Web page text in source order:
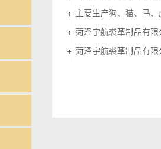
菏泽宇航裘革制品有限
菏泽宇航裘革制品有限